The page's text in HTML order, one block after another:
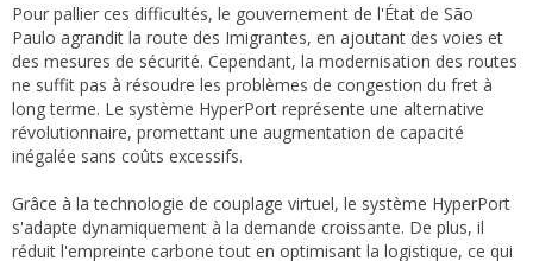
Pour pallier ces difficultés, le gouvernement de l'État de São
Paulo agrandit la route des Imigrantes, en ajoutant des voies et
des mesures de sécurité. Cependant, la modernisation des routes
ne suffit pas à résoudre les problèmes de congestion du fret à
long terme. Le système HyperPort représente une alternative
révolutionnaire, promettant une augmentation de capacité
inégalée sans coûts excessifs.
Grâce à la technologie de couplage virtuel, le système HyperPort
s'adapte dynamiquement à la demande croissante. De plus, il
réduit l'empreinte carbone tout en optimisant la logistique, ce qui